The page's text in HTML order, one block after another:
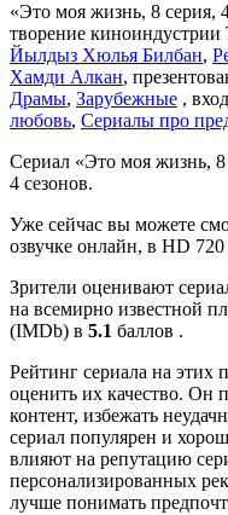
«Это моя жизнь, 8 серия,
творение киноиндустрии
Йылдыз Хюлья Билбан,
Хамди Алкан,
Драмы, Зарубежные ,
любовь, Сериалы про
Сериал «Это моя жизнь, 8
4 сезонов.
Уже сейчас вы можете
озвучке онлайн, в HD 720
Зрители оценивают
на всемирно известной
(IMDb) в 5.1 баллов .
Рейтинг сериала на этих
оценить их качество. Он
контент, избежать
сериал популярен и
влияют на репутацию
персонализированных
лучше понимать